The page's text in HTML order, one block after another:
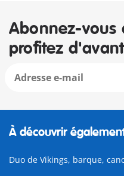
Abonnez-vous
profitez
À découvrir
Duo de Vikings, barque,